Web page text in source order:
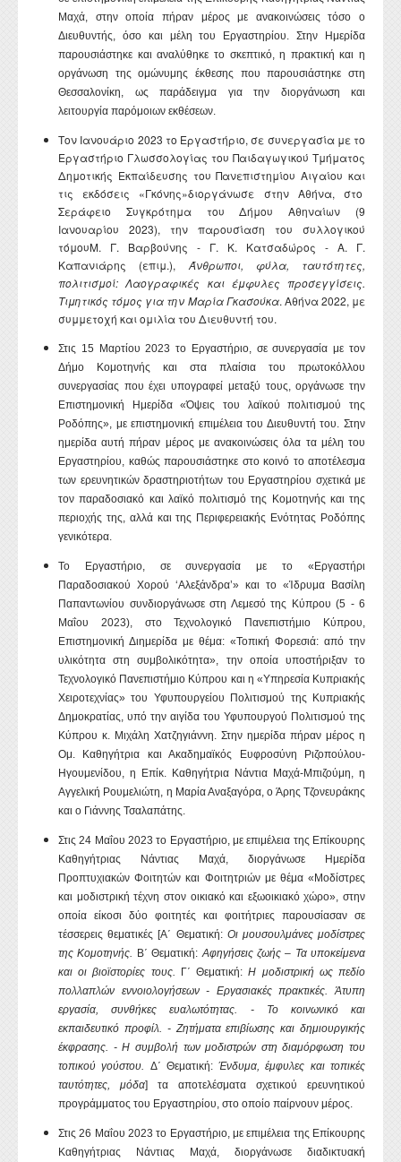
Μαχά, στην οποία πήραν μέρος με ανακοινώσεις τόσο ο
Διευθυντής, όσο και μέλη του Εργαστηρίου. Στην Ημερίδα
παρουσιάστηκε και αναλύθηκε το σκεπτικό, η πρακτική και η
οργάνωση της ομώνυμης έκθεσης που παρουσιάστηκε στη
Θεσσαλονίκη, ως παράδειγμα για την διοργάνωση και
λειτουργία παρόμοιων εκθέσεων.
Τον Ιανουάριο 2023 το Εργαστήριο, σε συνεργασία με το
Εργαστήριο Γλωσσολογίας του Παιδαγωγικού Τμήματος
Δημοτικής Εκπαίδευσης του Πανεπιστημίου Αιγαίου και
τις εκδόσεις «Γκόνης»διοργάνωσε στην Αθήνα, στο
Σεράφειο Συγκρότημα του Δήμου Αθηναίων (9
Ιανουαρίου 2023), την παρουσίαση του συλλογικού
τόμουΜ. Γ. Βαρβούνης - Γ. Κ. Κατσαδώρος - Α. Γ.
Καπανιάρης (επιμ.), Άνθρωποι, φύλα, ταυτότητες,
πολιτισμοί: Λαογραφικές και έμφυλες προσεγγίσεις.
Τιμητικός τόμος για την Μαρία Γκασούκα. Αθήνα 2022, με
συμμετοχή και ομιλία του Διευθυντή του.
Στις 15 Μαρτίου 2023 το Εργαστήριο, σε συνεργασία με τον
Δήμο Κομοτηνής και στα πλαίσια του πρωτοκόλλου
συνεργασίας που έχει υπογραφεί μεταξύ τους, οργάνωσε την
Επιστημονική Ημερίδα «Όψεις του λαϊκού πολιτισμού της
Ροδόπης», με επιστημονική επιμέλεια του Διευθυντή του. Στην
ημερίδα αυτή πήραν μέρος με ανακοινώσεις όλα τα μέλη του
Εργαστηρίου, καθώς παρουσιάστηκε στο κοινό το αποτέλεσμα
των ερευνητικών δραστηριοτήτων του Εργαστηρίου σχετικά με
τον παραδοσιακό και λαϊκό πολιτισμό της Κομοτηνής και της
περιοχής της, αλλά και της Περιφερειακής Ενότητας Ροδόπης
γενικότερα.
Το Εργαστήριο, σε συνεργασία με το «Εργαστήρι
Παραδοσιακού Χορού ‘Αλεξάνδρα’» και το «Ίδρυμα Βασίλη
Παπαντωνίου συνδιοργάνωσε στη Λεμεσό της Κύπρου (5 - 6
Μαΐου 2023), στο Τεχνολογικό Πανεπιστήμιο Κύπρου,
Επιστημονική Διημερίδα με θέμα: «Τοπική Φορεσιά: από την
υλικότητα στη συμβολικότητα», την οποία υποστήριξαν το
Τεχνολογικό Πανεπιστήμιο Κύπρου και η «Υπηρεσία Κυπριακής
Χειροτεχνίας» του Υφυπουργείου Πολιτισμού της Κυπριακής
Δημοκρατίας, υπό την αιγίδα του Υφυπουργού Πολιτισμού της
Κύπρου κ. Μιχάλη Χατζηγιάννη. Στην ημερίδα πήραν μέρος η
Ομ. Καθηγήτρια και Ακαδημαϊκός Ευφροσύνη Ριζοπούλου-
Ηγουμενίδου, η Επίκ. Καθηγήτρια Νάντια Μαχά-Μπιζούμη, η
Αγγελική Ρουμελιώτη, η Μαρία Αναξαγόρα, ο Άρης Τζονευράκης
και ο Γιάννης Τσαλαπάτης.
Στις 24 Μαΐου 2023 το Εργαστήριο, με επιμέλεια της Επίκουρης
Καθηγήτριας Νάντιας Μαχά, διοργάνωσε Ημερίδα
Προπτυχιακών Φοιτητών και Φοιτητριών με θέμα «Μοδίστρες
και μοδιστρική τέχνη στον οικιακό και εξωοικιακό χώρο», στην
οποία είκοσι δύο φοιτητές και φοιτήτριες παρουσίασαν σε
τέσσερεις θεματικές [Α΄ Θεματική: Οι μουσουλμάνες μοδίστρες
της Κομοτηνής. Β΄ Θεματική:Αφηγήσεις ζωής – Τα υποκείμενα
και οι βιοϊστορίες τους.
Γ΄ Θεματική:Η μοδιστρική ως πεδίο
πολλαπλών εννοιολογήσεων - Εργασιακές πρακτικές. Άτυπη
εργασία, συνθήκες ευαλωτότητας. - Το κοινωνικό και
εκπαιδευτικό προφίλ. - Ζητήματα επιβίωσης και δημιουργικής
έκφρασης. - Η συμβολή των μοδιστρών στη διαμόρφωση του
τοπικού γούστου. Δ΄ Θεματική:Ένδυμα, έμφυλες και τοπικές
ταυτότητες, μόδα] τα αποτελέσματα σχετικού ερευνητικού
προγράμματος του Εργαστηρίου, στο οποίο παίρνουν μέρος.
Στις 26 Μαΐου 2023 το Εργαστήριο, με επιμέλεια της Επίκουρης
Καθηγήτριας Νάντιας Μαχά, διοργάνωσε διαδικτυακή